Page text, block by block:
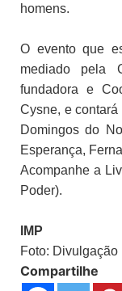
homens.
O evento que
mediado pela
fundadora e
Cysne, e
Domingos do
Esperança,
Acompanhe a
Poder).
IMP
Foto: Divulgação
Compartilhe